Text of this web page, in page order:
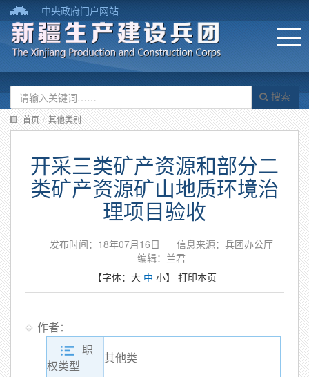
中央政府门户网站
搜索
首页 / 其他类别
开采三类矿产资源和部分二
类矿产资源矿山地质环境治
理项目验收
发布时间：18年07月16日
信息来源：兵团办公厅
编辑：兰君
【字体： 大 中 小】 打印本页
作者：
职
权类型
其他类